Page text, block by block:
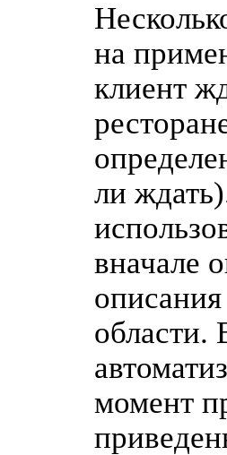
на
клиент
ли
вначале
области.
момент